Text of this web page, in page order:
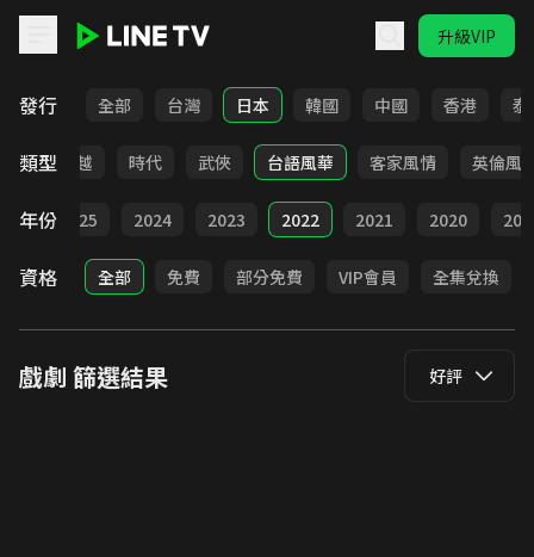
升級VIP
發行 全部 台灣 日本 韓國 中國 香港 泰
類型
俠 穿越 時代 武俠 台語風華 客家風情 英倫風
年份 2025 2024 2023 2022 2021 2020
資格 全部 免費 部分免費 VIP會員 全集兌換
戲劇 篩選結果 好評